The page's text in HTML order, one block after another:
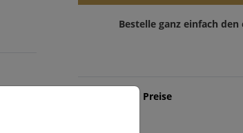
Bestelle ganz einfach
Formate und Preise